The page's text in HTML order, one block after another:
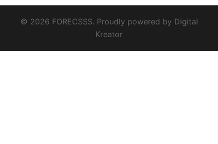
© 2026 FORECSSS. Proudly powered by Digital
Kreator